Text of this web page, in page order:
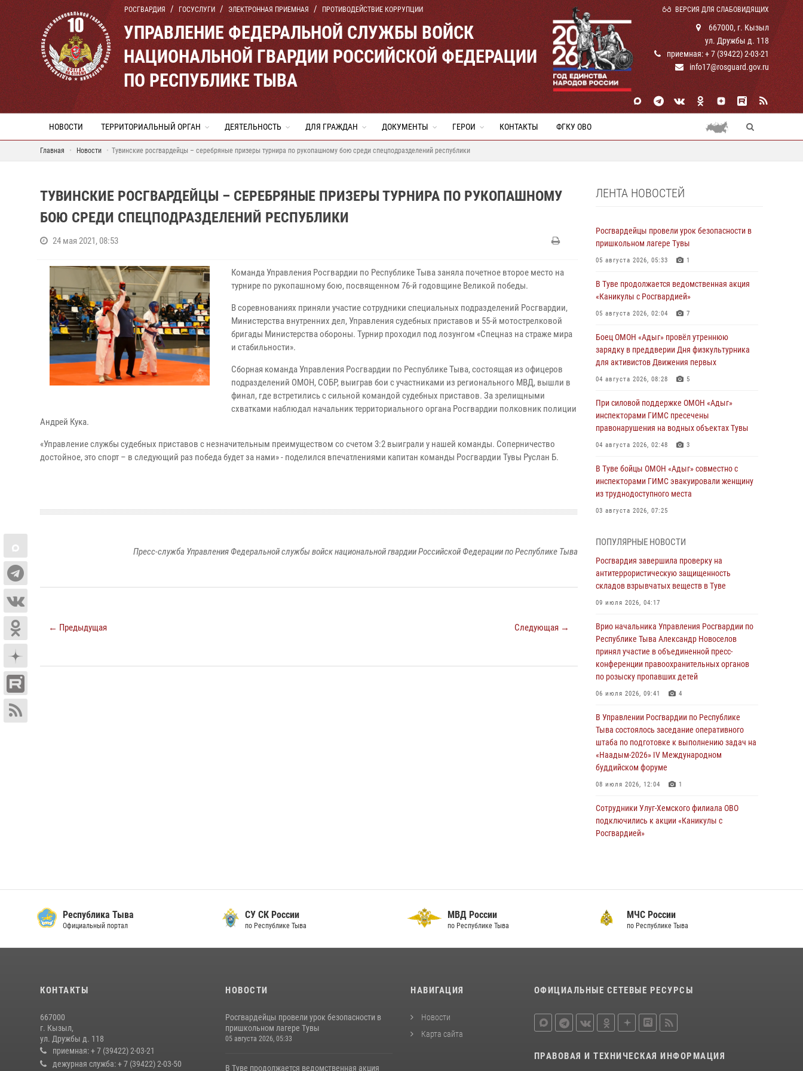
РОСГВАРДИЯ ГОСУСЛУГИ ЭЛЕКТРОННАЯ ПРИЕМНАЯ ПРОТИВОДЕЙСТВИЕ КОРРУПЦИИ ВЕРСИЯ ДЛЯ СЛАБОВИДЯЩИХ
УПРАВЛЕНИЕ ФЕДЕРАЛЬНОЙ СЛУЖБЫ ВОЙСК
НАЦИОНАЛЬНОЙ ГВАРДИИ РОССИЙСКОЙ ФЕДЕРАЦИИ
ПО РЕСПУБЛИКЕ ТЫВА
667000, г. Кызыл
ул. Дружбы д. 118
приемная: + 7 (39422) 2-03-21
info17@rosguard.gov.ru
НОВОСТИ ТЕРРИТОРИАЛЬНЫЙ ОРГАН ДЕЯТЕЛЬНОСТЬ ДЛЯ ГРАЖДАН ДОКУМЕНТЫ ГЕРОИ КОНТАКТЫ ФГКУ ОВО
Главная Новости Тувинские росгвардейцы – серебряные призеры турнира по рукопашному бою среди спецподразделений республики
ТУВИНСКИЕ РОСГВАРДЕЙЦЫ – СЕРЕБРЯНЫЕ ПРИЗЕРЫ ТУРНИРА ПО РУКОПАШНОМУ
БОЮ СРЕДИ СПЕЦПОДРАЗДЕЛЕНИЙ РЕСПУБЛИКИ
24 мая 2021, 08:53
Команда Управления Росгвардии по Республике Тыва заняла почетное второе место на
турнире по рукопашному бою, посвященном 76-й годовщине Великой победы.
В соревнованиях приняли участие сотрудники специальных подразделений Росгвардии,
Министерства внутренних дел, Управления судебных приставов и 55-й мотострелковой
бригады Министерства обороны. Турнир проходил под лозунгом «Спецназ на страже мира
и стабильности».
Сборная команда Управления Росгвардии по Республике Тыва, состоящая из офицеров
подразделений ОМОН, СОБР, выиграв бои с участниками из регионального МВД, вышли в
финал, где встретились с сильной командой судебных приставов. За зрелищными
схватками наблюдал начальник территориального органа Росгвардии полковник полиции
Андрей Кука.
«Управление службы судебных приставов с незначительным преимуществом со счетом 3:2 выиграли у нашей команды. Соперничество
достойное, это спорт – в следующий раз победа будет за нами» - поделился впечатлениями капитан команды Росгвардии Тувы Руслан Б.
Пресс-служба Управления Федеральной службы войск национальной гвардии Российской Федерации по Республике Тыва
← Предыдущая Следующая →
ЛЕНТА НОВОСТЕЙ
Росгвардейцы провели урок безопасности в
пришкольном лагере Тувы
05 августа 2026, 05:33 1
В Туве продолжается ведомственная акция
«Каникулы с Росгвардией»
05 августа 2026, 02:04 7
Боец ОМОН «Адыг» провёл утреннюю
зарядку в преддверии Дня физкультурника
для активистов Движения первых
04 августа 2026, 08:28 5
При силовой поддержке ОМОН «Адыг»
инспекторами ГИМС пресечены
правонарушения на водных объектах Тувы
04 августа 2026, 02:48 3
В Туве бойцы ОМОН «Адыг» совместно с
инспекторами ГИМС эвакуировали женщину
из труднодоступного места
03 августа 2026, 07:25
детей в детских лагерях Тувы
31 июля 2026, 03:49 2
Сотрудники вневедомственной охраны
приняли участие в акции «Каникулы с
29 июля 2026, 09:41
26 сигналов «Тревога» с автотранспортов
отработали экипажи задержаний Росгвардии
в Туве с начала года
29 июля 2026, 08:37 1
В Туве офицер Росгвардии подвела итоги
юбилейного личного забега
28 июля 2026, 07:48
Росгвардеец стал бронзовым призером
Чемпионата Тувы по национальной игре -
28 июля 2026, 07:40
ПОПУЛЯРНЫЕ НОВОСТИ
Росгвардия завершила проверку на
антитеррористическую защищенность
складов взрывчатых веществ в Туве
09 июля 2026, 04:17
Врио начальника Управления Росгвардии по
Республике Тыва Александр Новоселов
принял участие в объединенной пресс-
конференции правоохранительных органов
по розыску пропавших детей
06 июля 2026, 09:41 4
В Управлении Росгвардии по Республике
Тыва состоялось заседание оперативного
штаба по подготовке к выполнению задач на
«Наадым-2026» IV Международном
буддийском форуме
08 июля 2026, 12:04 1
Сотрудники Улуг-Хемского филиала ОВО
подключились к акции «Каникулы с
Росгвардией»
Инспекторы Росгвардии приняли участие в
и призерами Чемпионата по лёгкой атлетике
Наадым-2026
Республика Тыва
Официальный портал
СУ СК России
по Республике Тыва
МВД России
по Республике Тыва
МЧС России
по Республике Тыва
КОНТАКТЫ
667000
г. Кызыл,
ул. Дружбы д. 118
приемная: + 7 (39422) 2-03-21
дежурная служба: + 7 (39422) 2-03-50
НОВОСТИ
Росгвардейцы провели урок безопасности в
пришкольном лагере Тувы
05 августа 2026, 05:33
В Туве продолжается ведомственная акция
НАВИГАЦИЯ
Новости
Карта сайта
ОФИЦИАЛЬНЫЕ СЕТЕВЫЕ РЕСУРСЫ
ПРАВОВАЯ И ТЕХНИЧЕСКАЯ ИНФОРМАЦИЯ